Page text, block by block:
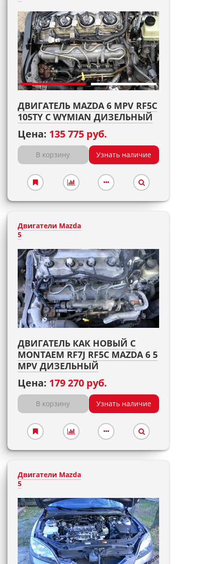
ДВИГАТЕЛЬ MAZDA 6 MPV RF5C
105TY С WYMIAN ДИЗЕЛЬНЫЙ
Цена: 135 775 руб.
В корзину Узнать наличие
Двигатели Mazda
5
ДВИГАТЕЛЬ КАК НОВЫЙ С
MONTAEM RF7J RF5C MAZDA 6 5
MPV ДИЗЕЛЬНЫЙ
Цена: 179 270 руб.
В корзину Узнать наличие
Двигатели Mazda
5